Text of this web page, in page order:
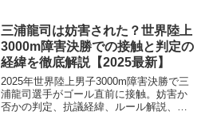
三浦龍司は妨害された？世界陸上
3000m障害決勝での接触と判定の
経緯を徹底解説【2025最新】
2025年世界陸上男子3000m障害決勝で三
浦龍司選手がゴール直前に接触。妨害か
否かの判定、抗議経緯、ルール解説、